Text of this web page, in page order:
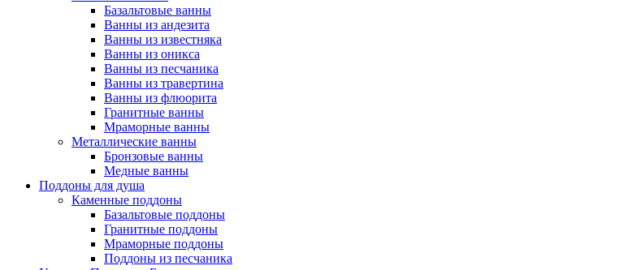
Базальтовые ванны
Ванны из андезита
Ванны из известняка
Ванны из оникса
Ванны из песчаника
Ванны из травертина
Ванны из флюорита
Гранитные ванны
Мраморные ванны
Металлические ванны
Бронзовые ванны
Медные ванны
Поддоны для душа
Каменные поддоны
Базальтовые поддоны
Гранитные поддоны
Мраморные поддоны
Поддоны из песчаника